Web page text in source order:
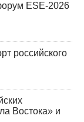
ESE-2026
российского
Востока» и